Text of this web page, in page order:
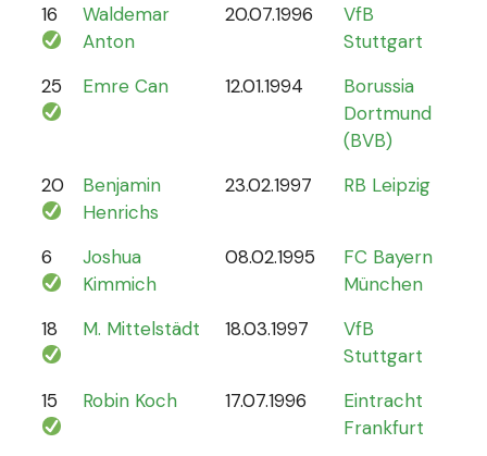
16
Waldemar
Anton
20.07.1996
VfB
Stuttgart
25 Emre Can 12.01.1994
Borussia
Dortmund
(BVB)
20
Benjamin
Henrichs
23.02.1997 RB Leipzig
6
Joshua
Kimmich
08.02.1995
FC Bayern
München
18 M. Mittelstädt 18.03.1997
VfB
Stuttgart
15 Robin Koch 17.07.1996
Eintracht
Frankfurt